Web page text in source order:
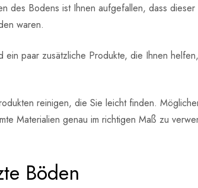
des Bodens ist Ihnen aufgefallen, dass
waren.
paar zusätzliche Produkte, die Ihnen
reinigen, die Sie leicht finden.
Materialien genau im richtigen Maß zu
Böden